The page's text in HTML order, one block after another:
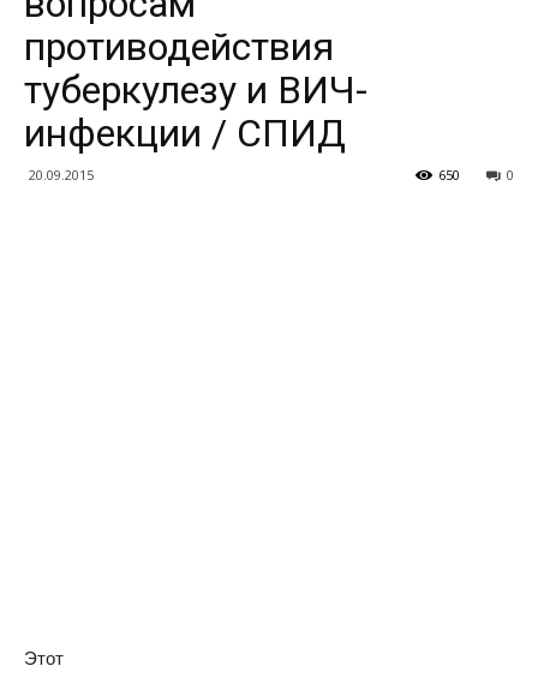
противодействия
туберкулезу и ВИЧ-
инфекции / СПИД
20.09.2015 0
650
Этот